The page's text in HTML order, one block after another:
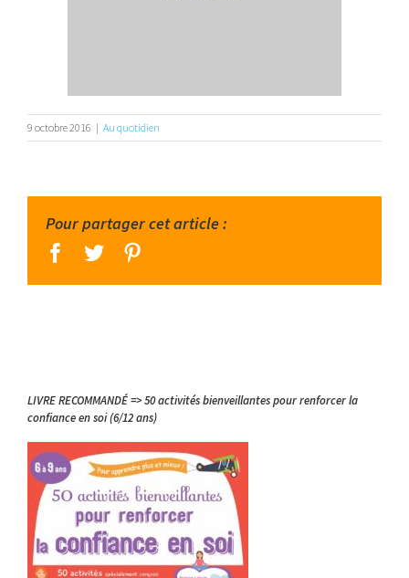
9 octobre 2016 | Au quotidien
Pour partager cet article :
facebook
twitter
LIVRE RECOMMANDÉ => 50 activités bienveillantes pour renforcer la
confiance en soi (6/12 ans)